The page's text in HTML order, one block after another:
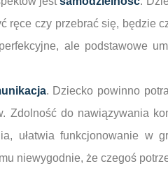
ręce czy przebrać się, będzie
ale podstawowe
. Dziecko powinno
Zdolność do nawiązywania
ułatwia funkcjonowanie w
niewygodnie, że czegoś